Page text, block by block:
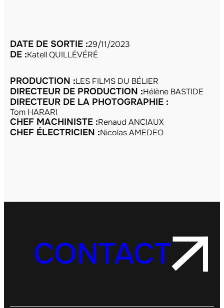
DATE DE SORTIE :29/11/2023
DE :Katell QUILLÉVÉRÉ
PRODUCTION :LES FILMS DU BÉLIER
DIRECTEUR DE PRODUCTION :Hélène BASTIDE
DIRECTEUR DE LA PHOTOGRAPHIE :
Tom HARARI
CHEF MACHINISTE :Renaud ANCIAUX
CHEF ÉLECTRICIEN :Nicolas AMEDEO
CONTACT